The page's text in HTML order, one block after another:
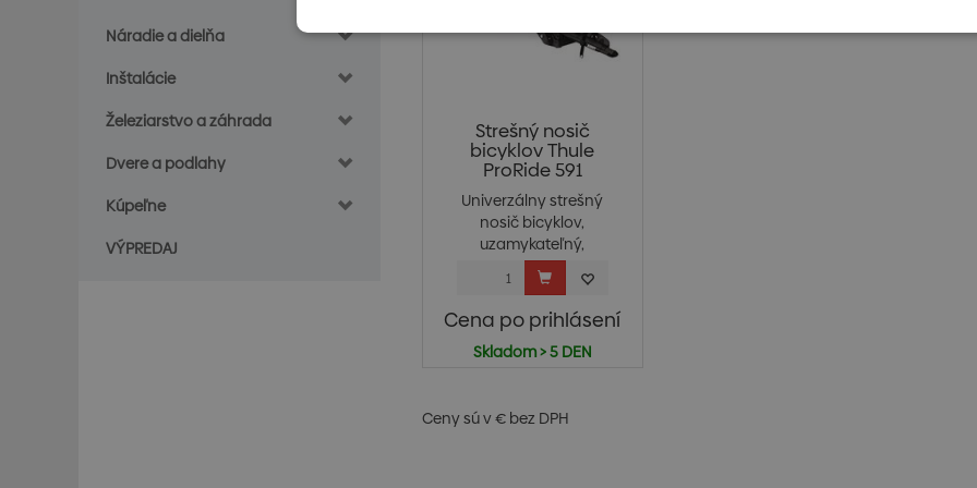
Náradie a dielňa
Inštalácie
Železiarstvo a záhrada
Dvere a podlahy
Kúpeľne
VÝPREDAJ
Strešný nosič
bicyklov Thule
ProRide 591
Univerzálny strešný
nosič bicyklov,
uzamykateľný,
jednoduchá...
Cena po prihlásení
Skladom > 5 DEN
Ceny sú v € bez DPH